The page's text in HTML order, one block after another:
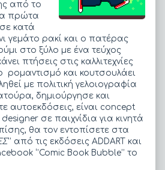
από το
πρώτα
κατά
γεμάτο ρακί και ο πατέρας
στο ξύλο με ένα τεύχος
πτήσεις στις καλλιτεχνίες
ρομαντισμό και κουτσουλάει
με πολιτική γελοιογραφία
δημιούργησε και
αυτοεκδόσεις, είναι concept
σε παιχνίδια για κινητά
θα τον εντοπίσετε στα
’’ από τις εκδόσεις ADDART και
‘’Comic Book Bubble’’ το